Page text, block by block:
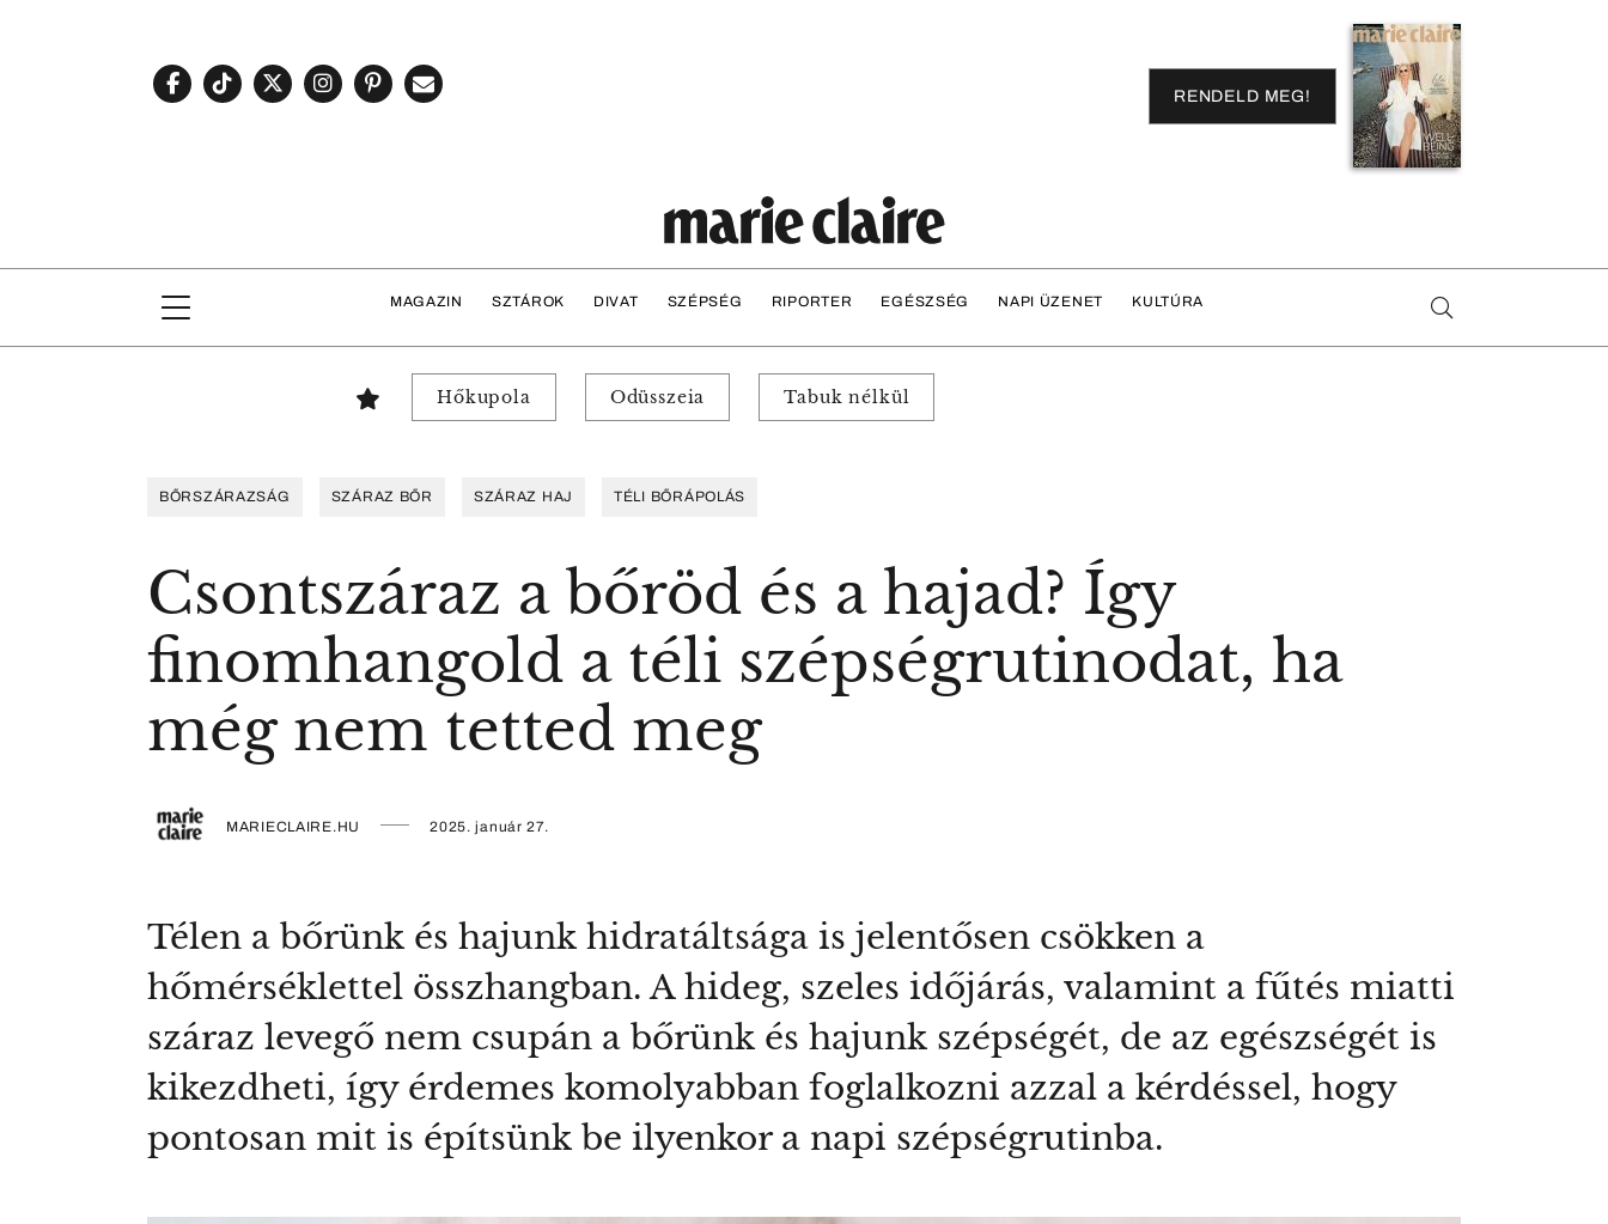
RENDELD MEG!
MAGAZIN SZTÁROK DIVAT SZÉPSÉG RIPORTER EGÉSZSÉG NAPI ÜZENET KULTÚRA
Hőkupola Odüsszeia Tabuk nélkül
BŐRSZÁRAZSÁG SZÁRAZ BŐR SZÁRAZ HAJ TÉLI BŐRÁPOLÁS
Csontszáraz a bőröd és a hajad? Így
finomhangold a téli szépségrutinodat, ha
még nem tetted meg
MARIECLAIRE.HU 2025. január 27.
Télen a bőrünk és hajunk hidratáltsága is jelentősen csökken a
hőmérséklettel összhangban. A hideg, szeles időjárás, valamint a fűtés miatti
száraz levegő nem csupán a bőrünk és hajunk szépségét, de az egészségét is
kikezdheti, így érdemes komolyabban foglalkozni azzal a kérdéssel, hogy
pontosan mit is építsünk be ilyenkor a napi szépségrutinba.